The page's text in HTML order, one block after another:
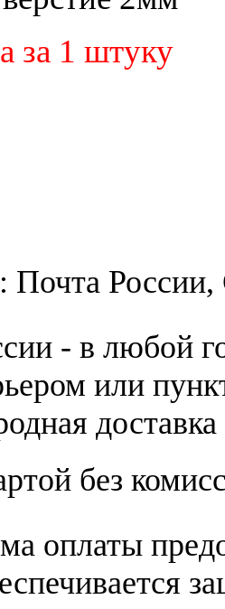
за 1 штуку
Почта
- в любой
или
без
оплаты